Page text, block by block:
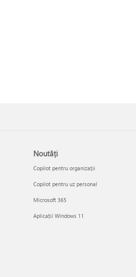
Noutăți
Copilot pentru organizații
Copilot pentru uz personal
Microsoft 365
Aplicații Windows 11